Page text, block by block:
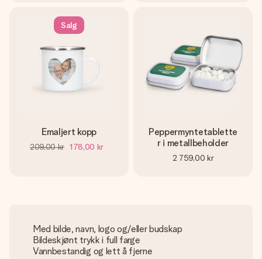
Salg
Emaljert kopp
209,00 kr 178,00 kr
Peppermyntetablette
r i metallbeholder
2 759,00 kr
Med bilde, navn, logo og/eller budskap
Bildeskjønt trykk i full farge
Vannbestandig og lett å fjerne